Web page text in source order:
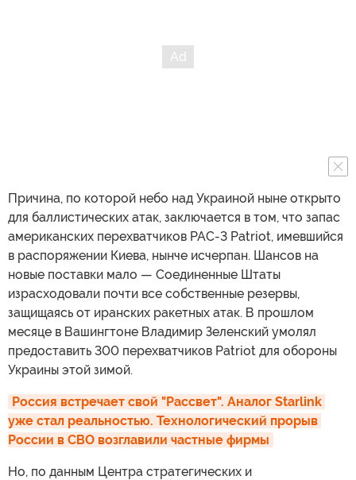
Причина, по которой небо над Украиной ныне открыто
для баллистических атак, заключается в том, что запас
американских перехватчиков PAC-3 Patriot, имевшийся
в распоряжении Киева, нынче исчерпан. Шансов на
новые поставки мало — Соединенные Штаты
израсходовали почти все собственные резервы,
защищаясь от иранских ракетных атак. В прошлом
месяце в Вашингтоне Владимир Зеленский умолял
предоставить 300 перехватчиков Patriot для обороны
Украины этой зимой.
Россия встречает свой "Рассвет". Аналог Starlink
уже стал реальностью. Технологический прорыв
России в СВО возглавили частные фирмы
Но, по данным Центра стратегических и